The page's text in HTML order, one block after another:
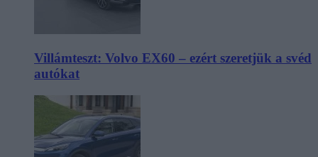
Villámteszt: Volvo EX60 – ezért szeretjük a svéd
autókat